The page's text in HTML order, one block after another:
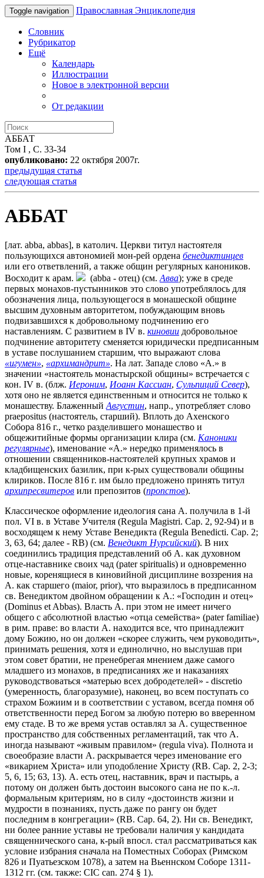
Toggle navigation Православная Энциклопедия
Словник
Рубрикатор
Ещё
Календарь
Иллюстрации
Новое в электронной версии
От редакции
АББАТ
Том I , С. 33-34
опубликовано: 22 октября 2007г.
предыдущая статья
следующая статья
АББАТ
[лат. abba, abbas], в католич. Церкви титул настоятеля
пользующихся автономией мон-рей ордена бенедиктинцев
или его ответвлений, а также общин регулярных каноников.
Восходит к арам.
(abba - отец) (см. Авва); уже в среде
первых монахов-пустынников это слово употреблялось для
обозначения лица, пользующегося в монашеской общине
высшим духовным авторитетом, побуждающим вновь
подвизавшихся к добровольному подчинению его
наставлениям. С развитием в IV в. киновии добровольное
подчинение авторитету сменяется юридически предписанным
в уставе послушанием старшим, что выражают слова
«игумен», «архимандрит». На лат. Западе слово «А.» в
значении «настоятель монастырской общины» встречается с
кон. IV в. (блж. Иероним, Иоанн Кассиан, Сульпиций Север),
хотя оно не является единственным и относится не только к
монашеству. Блаженный Августин, напр., употребляет слово
praepositus (настоятель, старший). Вплоть до Ахенского
Собора 816 г., четко разделившего монашество и
общежитийные формы организации клира (см. Каноники
регулярные), именование «А.» нередко применялось в
отношении священников-настоятелей крупных храмов и
кладбищенских базилик, при к-рых существовали общины
клириков. После 816 г. им было предложено принять титул
архипресвитеров или препозитов (пропстов).
Классическое оформление идеология сана А. получила в 1-й
пол. VI в. в Уставе Учителя (Regula Magistri. Сap. 2, 92-94) и в
восходящем к нему Уставе Венедикта (Regula Benedicti. Cap. 2;
3, 63, 64; далее - RB) (см. Венедикт Нурсийский). В них
соединились традиция представлений об А. как духовном
отце-наставнике своих чад (pater spiritualis) и одновременно
новые, коренящиеся в киновийной дисциплине воззрения на
А. как старшего (maior, prior), что выразилось в предписанном
св. Венедиктом двойном обращении к А.: «Господин и отец»
(Dominus et Abbas). Власть А. при этом не имеет ничего
общего с абсолютной властью «отца семейства» (pater familiae)
в рим. праве: во власти А. находится все, что принадлежит
дому Божию, но он должен «скорее служить, чем руководить»,
принимать решения, хотя и единолично, но выслушав при
этом совет братии, не пренебрегая мнением даже самого
младшего из монахов, в предписаниях же и наказаниях
руководствоваться «матерью всех добродетелей» - discretio
(умеренность, благоразумие), наконец, во всем поступать со
страхом Божиим и в соответствии с уставом, всегда помня об
ответственности перед Богом за любую потерю во вверенном
ему стаде. В то же время устав оставлял за А. существенное
пространство для собственных регламентаций, так что А.
иногда называют «живым правилом» (regula viva). Полнота и
своеобразие власти А. раскрывается через именование его
«викарием Христа» или уподобление Христу (RB. Cap. 2, 2-3;
5, 6, 15; 63, 13). А. есть отец, наставник, врач и пастырь, а
потому он должен быть достоин высокого сана не по к.-л.
формальным критериям, но в силу «достоинств жизни и
мудрости в познаниях, пусть даже по рангу он будет
последним в конгрегации» (RB. Cap. 64, 2). Ни св. Венедикт,
ни более ранние уставы не требовали наличия у кандидата
священнического сана, к-рый впосл. стал рассматриваться как
условие избрания сначала на Поместных Соборах (Римском
826 и Пуатьезском 1078), а затем на Вьеннском Соборе 1311-
1312 гг. (см. также: CIC сan. 274 § 1).